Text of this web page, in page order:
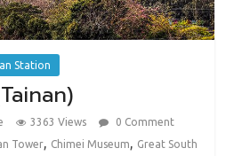
Station
3363 Views
0 Comment
Tower, Chimei Museum, Great South